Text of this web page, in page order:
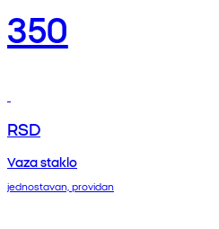
350
RSD
Vaza staklo
jednostavan, providan